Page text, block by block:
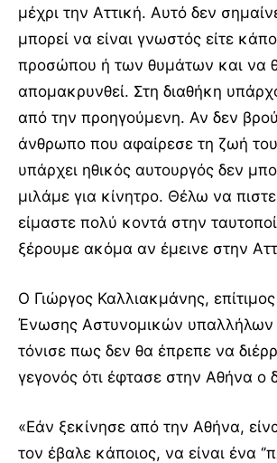
μέχρι την Αττική. Αυτό δεν
μπορεί να είναι γνωστός είτε
προσώπου ή των θυμάτων και να
απομακρυνθεί. Στη διαθήκη
από την προηγούμενη. Αν δεν
άνθρωπο που αφαίρεσε τη ζωή
υπάρχει ηθικός αυτουργός δεν
μιλάμε για κίνητρο. Θέλω να
είμαστε πολύ κοντά στην
ξέρουμε ακόμα αν έμεινε στην
Ο Γιώργος Καλλιακμάνης,
Ένωσης Αστυνομικών υπαλλήλων
τόνισε πως δεν θα έπρεπε να
γεγονός ότι έφτασε στην Αθήνα ο
«Εάν ξεκίνησε από την Αθήνα,
τον έβαλε κάποιος, να είναι ένα